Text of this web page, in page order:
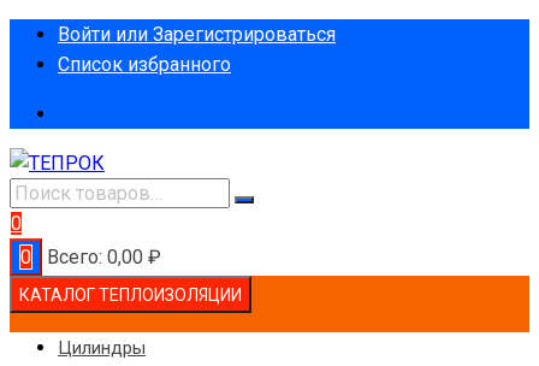
ПерейтиВойти или Зарегистрироваться
Список избранного
0
0
Всего: 0,00 ₽
КАТАЛОГ ТЕПЛОИЗОЛЯЦИИ
Цилиндры